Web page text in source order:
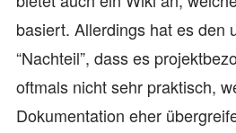
basiert. Allerdings hat es den
“Nachteil”, dass es
oftmals nicht sehr praktisch,
Dokumentation eher